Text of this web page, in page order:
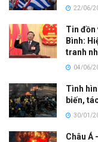
22/06/
Tin đồn
Bình:
tranh
04/06/
Tình
biến,
30/01/
Châu Á